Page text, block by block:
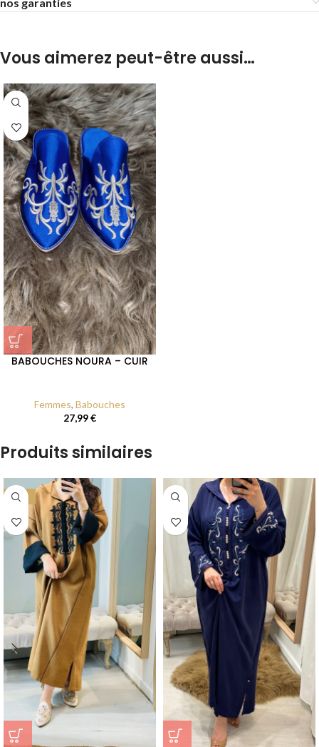
Vous aimerez peut-être aussi…
BABOUCHES NOURA – CUIR
Femmes, Babouches
27,99€
Produits similaires
-27%